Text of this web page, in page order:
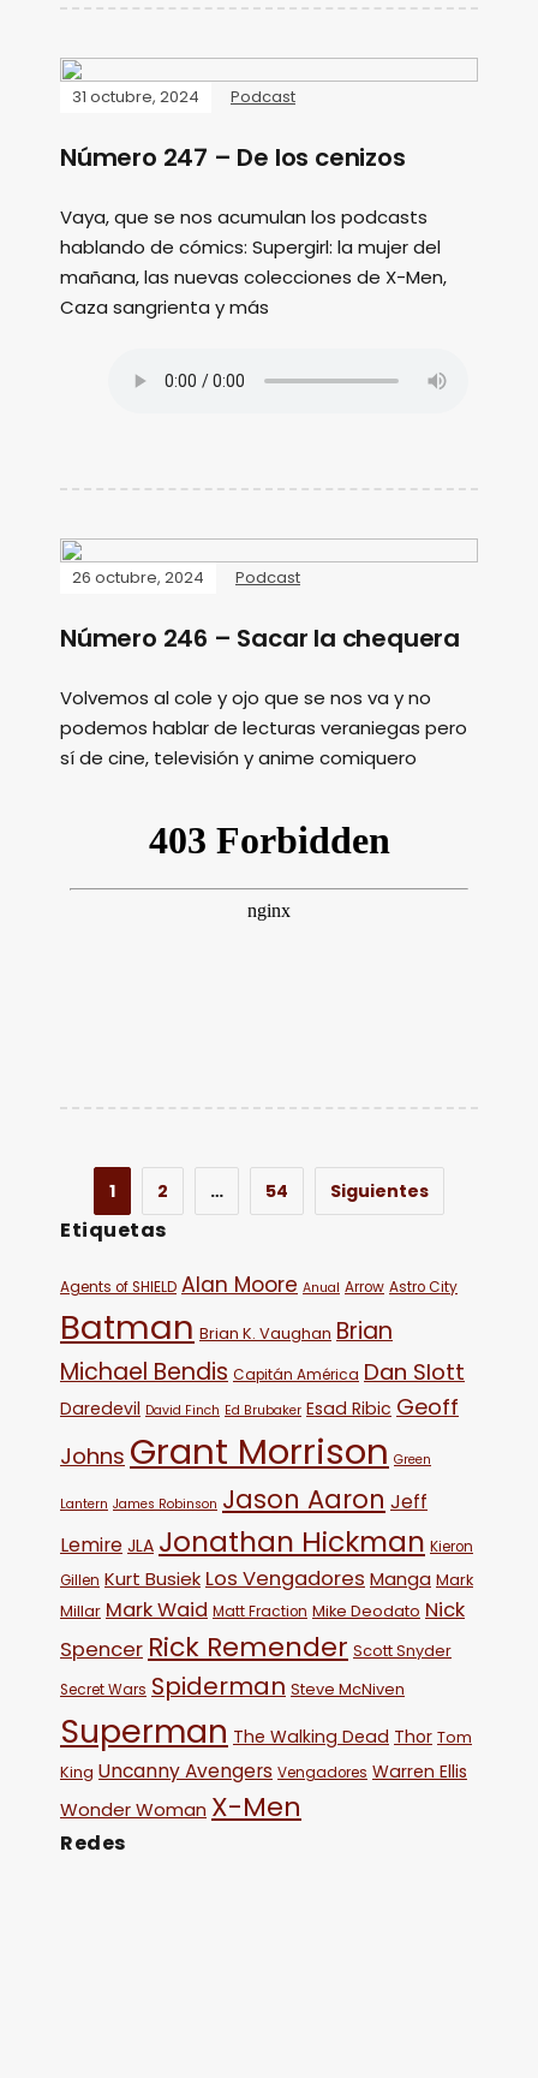
31 octubre, 2024 Podcast
Número 247 – De los cenizos
Vaya, que se nos acumulan los podcasts
hablando de cómics: Supergirl: la mujer del
mañana, las nuevas colecciones de X-Men,
Caza sangrienta y más
26 octubre, 2024 Podcast
Número 246 – Sacar la chequera
Volvemos al cole y ojo que se nos va y no
podemos hablar de lecturas veraniegas pero
sí de cine, televisión y anime comiquero
1 2 … 54 Siguientes
Etiquetas
Agents of SHIELD Alan Moore Anual Arrow Astro City
Batman Brian K. Vaughan Brian
Michael Bendis Capitán América Dan Slott
Daredevil David Finch Ed Brubaker Esad Ribic Geoff
Johns Grant Morrison Green
Lantern James Robinson Jason Aaron Jeff
Lemire JLA Jonathan Hickman Kieron
Gillen Kurt Busiek Los Vengadores Manga Mark
Millar Mark Waid Matt Fraction Mike Deodato Nick
Spencer Rick Remender Scott Snyder
Secret Wars Spiderman Steve McNiven
Superman The Walking Dead Thor Tom
King Uncanny Avengers Vengadores Warren Ellis
Wonder Woman X-Men
Redes